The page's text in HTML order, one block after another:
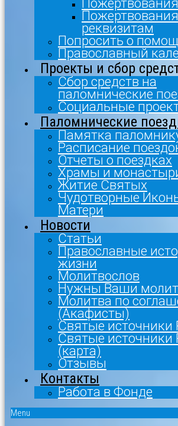
реквизитам
Попросить о
Православный
Проекты и сбор
Сбор средств на
паломнические
Социальные
Паломнические
Памятка
Расписание
Отчеты о поездках
Храмы и
Житие Святых
Чудотворные
Матери
Новости
Статьи
Православные
жизни
Молитвослов
Нужны Ваши
Молитва по
(Акафисты)
Святые источники
Святые источники
(карта)
Отзывы
Контакты
Работа в Фонде
Menu